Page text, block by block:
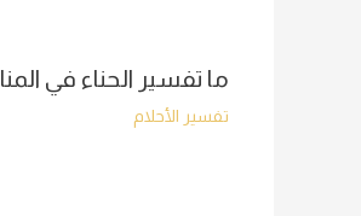
ما تفسير الحناء في
تفسير الأحلام